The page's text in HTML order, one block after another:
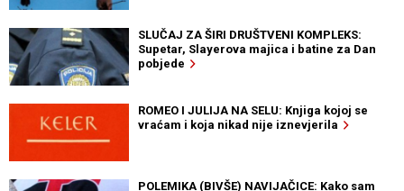
SLUČAJ ZA ŠIRI DRUŠTVENI KOMPLEKS:
Supetar, Slayerova majica i batine za Dan
pobjede
ROMEO I JULIJA NA SELU: Knjiga kojoj se
vraćam i koja nikad nije iznevjerila
POLEMIKA (BIVŠE) NAVIJAČICE: Kako sam